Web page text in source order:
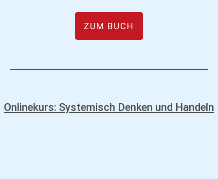
ZUM BUCH
Onlinekurs: Systemisch Denken und Handeln